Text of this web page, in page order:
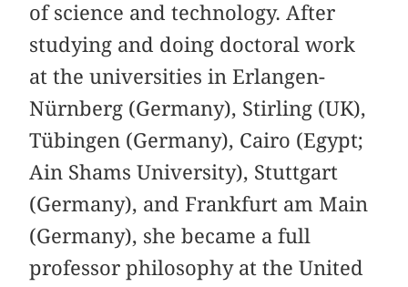
of science and technology. After
studying and doing doctoral work
at the universities in Erlangen-
Nürnberg (Germany), Stirling (UK),
Tübingen (Germany), Cairo (Egypt;
Ain Shams University), Stuttgart
(Germany), and Frankfurt am Main
(Germany), she became a full
professor philosophy at the United